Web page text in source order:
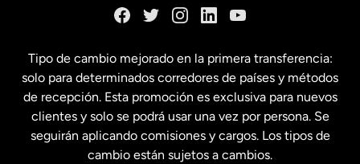
Estados Unidos English
Estados Unidos Español
Tipo de cambio mejorado en la primera transferencia:
solo para determinados corredores de países y métodos
de recepción. Esta promoción es exclusiva para nuevos
clientes y solo se podrá usar una vez por persona. Se
seguirán aplicando comisiones y cargos. Los tipos de
cambio están sujetos a cambios.